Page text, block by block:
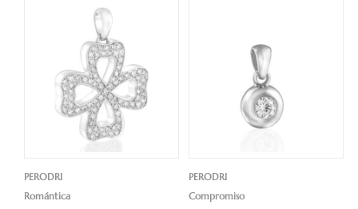
PERODRI
Romántica
PERODRI
Compromiso